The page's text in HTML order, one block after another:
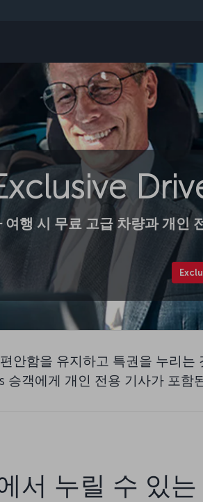
여행 시 무료 고급 차량과 개인
안함을 유지하고 특권을 누리
승객에게 개인 전용 기사가 포
서 누릴 수 있는